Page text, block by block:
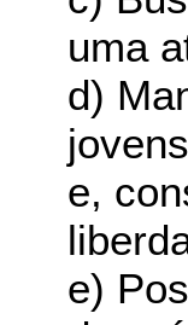
uma
d)
e,
e)